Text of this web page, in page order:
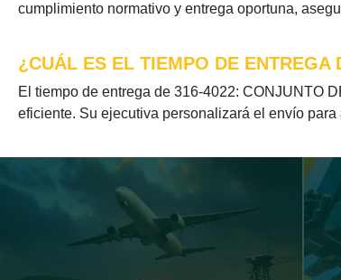
cumplimiento normativo y entrega oportuna,
¿CUÁL ES EL TIEMPO DE
El tiempo de entrega de 316-4022: CONJUNTO
eficiente. Su ejecutiva personalizará el envío